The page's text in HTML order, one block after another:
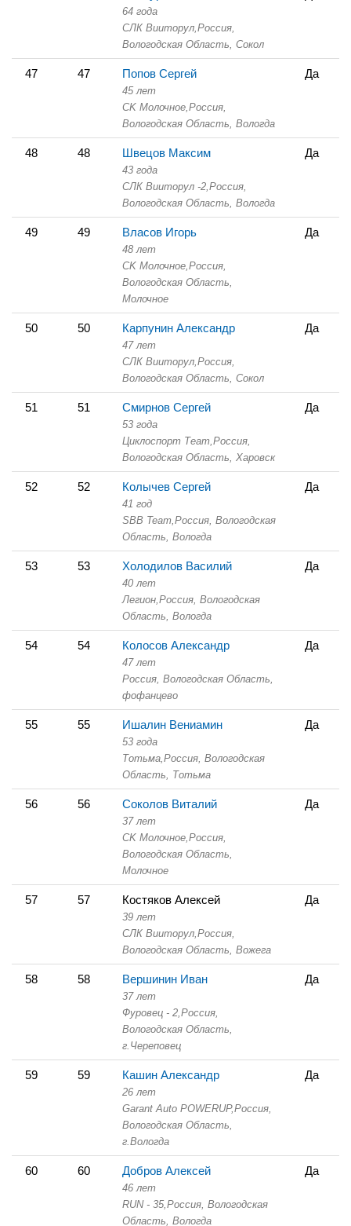
64 года
СЛК Вииторул, Россия,
Вологодская Область, Сокол
47 47 Попов Сергей
45 лет
СK Молочное, Россия,
Вологодская Область, Вологда
Да
48 48 Швецов Максим
43 года
СЛК Вииторул -2, Россия,
Вологодская Область, Вологда
Да
49 49 Власов Игорь
48 лет
СK Молочное, Россия,
Вологодская Область,
Молочное
Да
50 50 Карпунин Александр
47 лет
СЛК Вииторул, Россия,
Вологодская Область, Сокол
Да
51 51 Смирнов Сергей
53 года
Циклоспорт Теаm, Россия,
Вологодская Область,
Харовск
Да
52 52 Колычев Сергей
41 год
SBB Team, Россия, Вологодская
Область, Вологда
Да
53 53 Холодилов Василий
40 лет
Легион, Россия, Вологодская
Область, Вологда
Да
54 54 Колосов Александр
47 лет
Россия, Вологодская Область,
фофанцево
Да
55 55 Ишалин Вениамин
53 года
Тотьма, Россия, Вологодская
Область,
Тотьма
Да
56 56 Соколов Виталий
37 лет
СK Молочное, Россия,
Вологодская Область,
Молочное
Да
57 57 Костяков Алексей
39 лет
СЛК Вииторул, Россия,
Вологодская Область, Вожега
Да
58 58 Вершинин Иван
37 лет
Фуровец - 2, Россия,
Вологодская Область,
г.Череповец
Да
59 59 Кашин Александр
26 лет
Garant Auto POWERUP,Россия,
Вологодская Область,
г.Вологда
Да
60 60 Добров Алексей
46 лет
RUN - 35, Россия, Вологодская
Область, Вологда
Да